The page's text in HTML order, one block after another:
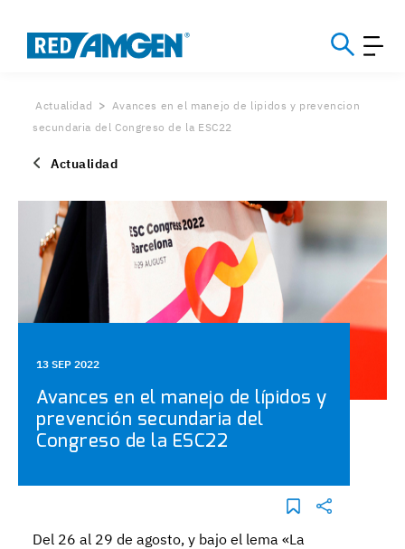
Actualidad
Avances en el manejo de lipidos y prevencion
secundaria del Congreso de la ESC22
Actualidad
13 SEP 2022
Avances en el manejo de lípidos y
prevención secundaria del
Congreso de la ESC22
Del 26 al 29 de agosto, y bajo el lema «La